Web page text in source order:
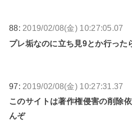
88: 2019/02/08(金) 10:27:05.07
プレ垢なのに立ち見9とか行った
97: 2019/02/08(金) 10:27:31.37
このサイトは著作権侵害の削除
んぞ